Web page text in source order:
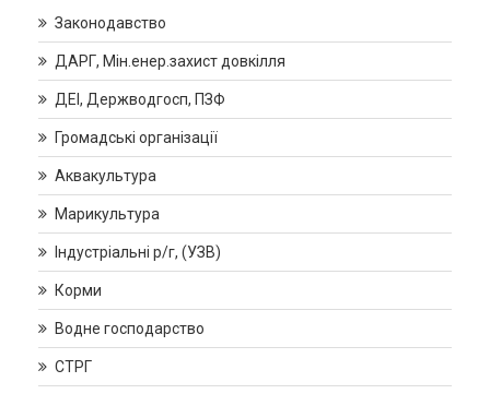
Законодавство
ДАРГ, Мін.енер.захист довкілля
ДЕІ, Держводгосп, ПЗФ
Громадські організації
Аквакультура
Марикультура
Індустріальні р/г, (УЗВ)
Корми
Водне господарство
СТРГ